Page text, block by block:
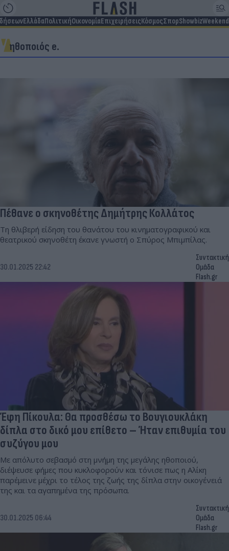
ΕλλάδαΠολιτικήΟικονομίαΕπιχειρήσειςΚόσμοςΣπορShowbizWeekend
ηθοποιός e.
Πέθανε ο σκηνοθέτης Δημήτρης Κολλάτος
Τη θλιβερή είδηση του θανάτου του κινηματογραφικού και
θεατρικού σκηνοθέτη έκανε γνωστή ο Σπύρος Μπιμπίλας.
30.01.2025 22:42
Συντακτική
Ομάδα
Flash.gr
Έφη Πίκουλα: Θα προσθέσω το Βουγιουκλάκη
δίπλα στο δικό μου επίθετο – Ήταν επιθυμία του
συζύγου μου
Με απόλυτο σεβασμό στη μνήμη της μεγάλης ηθοποιού,
διέψευσε φήμες που κυκλοφορούν και τόνισε πως η Αλίκη
παρέμεινε μέχρι το τέλος της ζωής της δίπλα στην οικογένειά
της και τα αγαπημένα της πρόσωπα.
30.01.2025 06:44
Συντακτική
Ομάδα
Flash.gr